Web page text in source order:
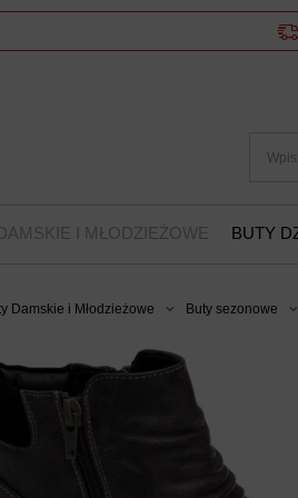
I MŁODZIEŻOWE BUTY
Damskie i Młodzieżowe Buty sezonowe